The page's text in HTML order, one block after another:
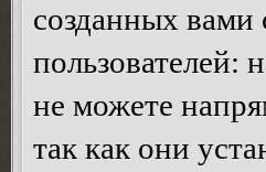
созданных
пользователей:
не можете
так как они